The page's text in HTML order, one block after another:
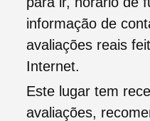
informação de
avaliações reais
Internet.
Este lugar tem
avaliações,